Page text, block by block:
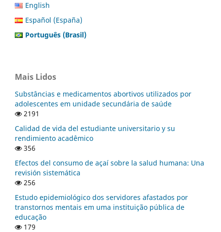
English
Español (España)
Português (Brasil)
Mais Lidos
Substâncias e medicamentos abortivos utilizados por
adolescentes em unidade secundária de saúde
2191
Calidad de vida del estudiante universitario y su
rendimiento acadêmico
356
Efectos del consumo de açaí sobre la salud humana: Una
revisión sistemática
256
Estudo epidemiológico dos servidores afastados por
transtornos mentais em uma instituição pública de
educação
179